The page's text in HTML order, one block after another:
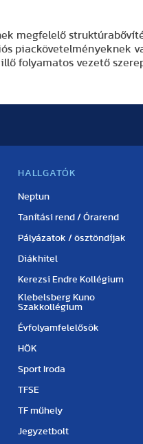
megfelelő
piackövetelményeknek
folyamatos vezető
HALLGATÓK
Neptun
Tanítási rend / Órarend
Pályázatok / ösztöndíjak
Diákhitel
Kerezsi Endre Kollégium
Klebelsberg Kuno
Szakkollégium
Évfolyamfelelősök
HÖK
Sport Iroda
TFSE
TF műhely
Jegyzetbolt